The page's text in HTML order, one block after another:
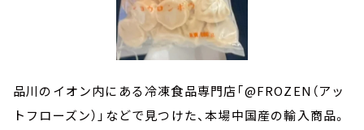
品川のイオン内にある冷凍食品専門店「@FROZEN（アッ
トフローズン）」などで見つけた、本場中国産の輸入商品。